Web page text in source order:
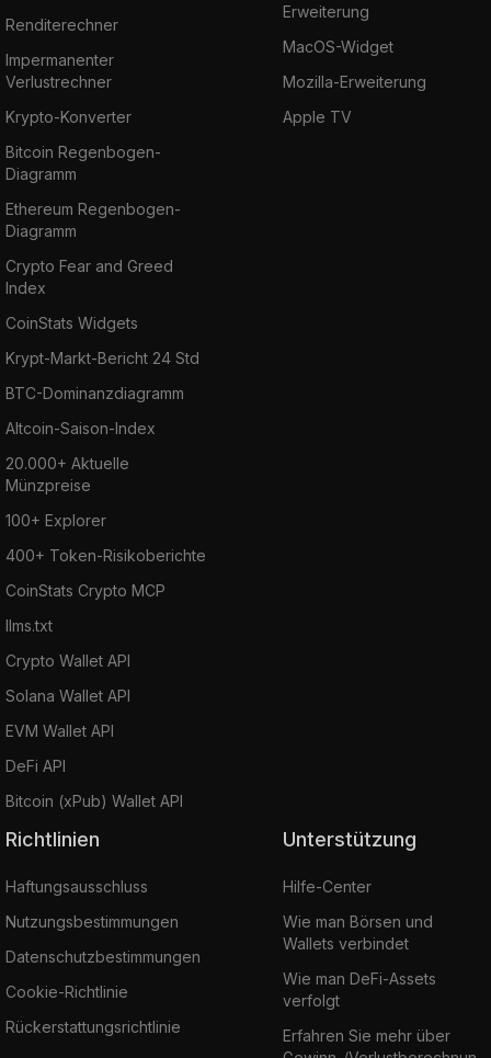
Renditerechner
Impermanenter
Verlustrechner
Krypto-Konverter
Bitcoin Regenbogen-
Diagramm
Ethereum Regenbogen-
Diagramm
Crypto Fear and Greed
Index
CoinStats Widgets
Krypt-Markt-Bericht 24 Std
BTC-Dominanzdiagramm
Altcoin-Saison-Index
20.000+ Aktuelle
Münzpreise
100+ Explorer
400+ Token-Risikoberichte
CoinStats Crypto MCP
llms.txt
Crypto Wallet API
Solana Wallet API
EVM Wallet API
DeFi API
Bitcoin (xPub) Wallet API
Erweiterung
MacOS-Widget
Mozilla-Erweiterung
Apple TV
Richtlinien
Haftungsausschluss
Nutzungsbestimmungen
Datenschutzbestimmungen
Cookie-Richtlinie
Rückerstattungsrichtlinie
Unterstützung
Hilfe-Center
Wie man Börsen und
Wallets verbindet
Wie man DeFi-Assets
verfolgt
Erfahren Sie mehr über